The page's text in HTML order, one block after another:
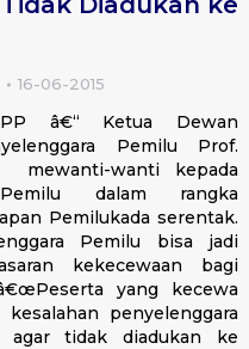
16-06-2015
â€“ Ketua Dewan
Pemilu Prof.
mewanti-wanti kepada
Pemilu dalam rangka
Pemilukada serentak.
Pemilu bisa jadi
kekecewaan bagi
yang kecewa
penyelenggara
agar tidak diadukan ke